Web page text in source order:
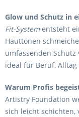
Glow und Schutz in
Fit-Systementsteht
Hauttönen
umfassenden
ideal für Beruf, Alltag
Warum Profis
Artistry Foundation
sich leicht schichten,